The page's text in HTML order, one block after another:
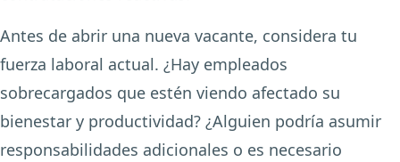
Antes de abrir una nueva vacante, considera tu
fuerza laboral actual. ¿Hay empleados
sobrecargados que estén viendo afectado su
bienestar y productividad? ¿Alguien podría asumir
responsabilidades adicionales o es necesario